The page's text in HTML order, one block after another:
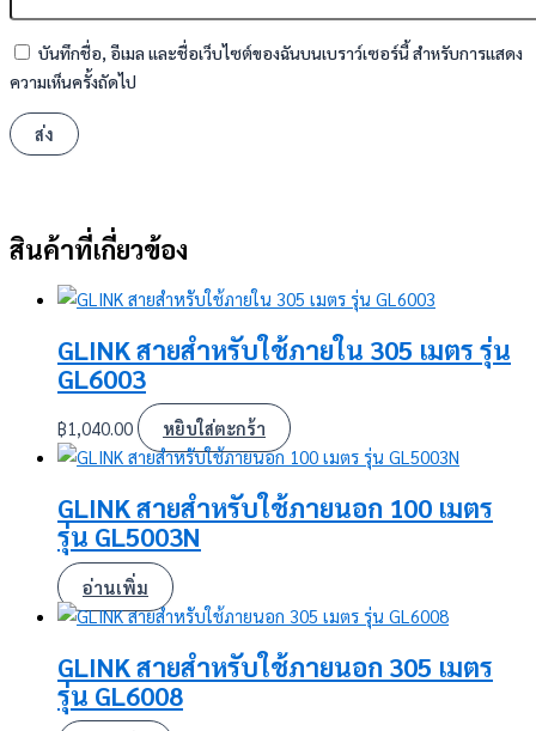
บันทึกชื่อ, อีเมล และชื่อเว็บไซต์ของฉันบนเบราว์เซอร์นี้ สำหรับการแสดง
ความเห็นครั้งถัดไป
สินค้าที่เกี่ยวข้อง
GLINK สายสำหรับใช้ภายใน 305 เมตร รุ่น
GL6003
฿1,040.00 หยิบใส่ตะกร้า
GLINK สายสำหรับใช้ภายนอก 100 เมตร
รุ่น GL5003N
อ่านเพิ่ม
GLINK สายสำหรับใช้ภายนอก 305 เมตร
รุ่น GL6008